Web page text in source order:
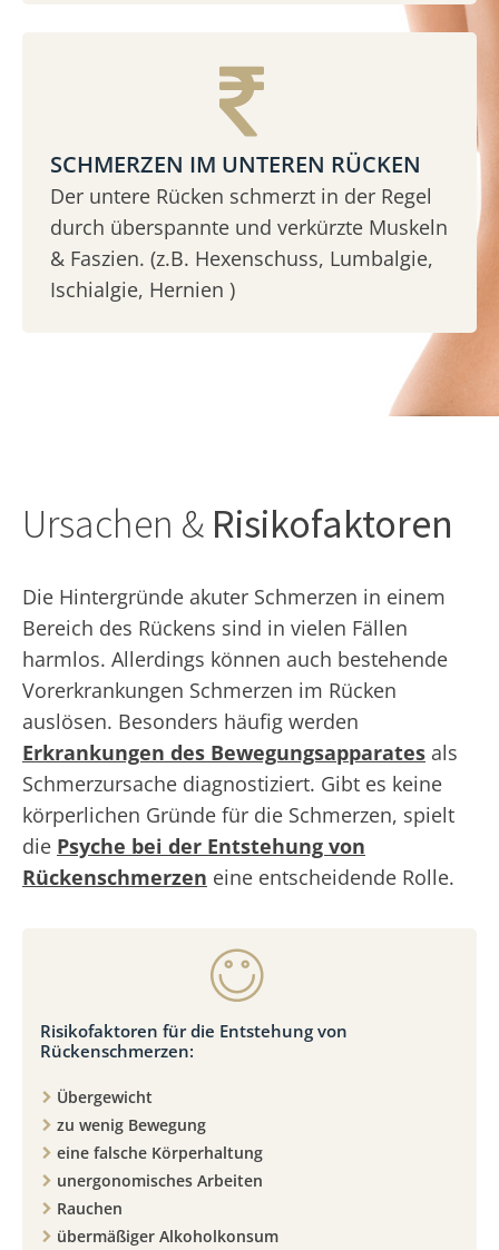
SCHMERZEN IM UNTEREN RÜCKEN
Der untere Rücken schmerzt in der Regel
durch überspannte und verkürzte Muskeln
& Faszien. (z.B. Hexenschuss, Lumbalgie,
Ischialgie, Hernien )
Ursachen & Risikofaktoren
Die Hintergründe akuter Schmerzen in einem
Bereich des Rückens sind in vielen Fällen
harmlos. Allerdings können auch bestehende
Vorerkrankungen Schmerzen im Rücken
auslösen. Besonders häufig werden
Erkrankungen des Bewegungsapparates als
Schmerzursache diagnostiziert. Gibt es keine
körperlichen Gründe für die Schmerzen, spielt
die Psyche bei der Entstehung von
Rückenschmerzen eine entscheidende Rolle.
Risikofaktoren für die Entstehung von
Rückenschmerzen:
Übergewicht
zu wenig Bewegung
eine falsche Körperhaltung
unergonomisches Arbeiten
Rauchen
übermäßiger Alkoholkonsum